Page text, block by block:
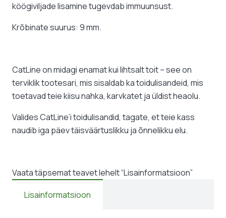
köögiviljade lisamine tugevdab immuunsust.
Krõbinate suurus: 9 mm.
CatLine on midagi enamat kui lihtsalt toit – see on
terviklik tootesari, mis sisaldab ka toidulisandeid, mis
toetavad teie kiisu nahka, karvkatet ja üldist heaolu.
Valides CatLine’i toidulisandid, tagate, et teie kass
naudib iga päev täisväärtuslikku ja õnnelikku elu.
Vaata täpsemat teavet lehelt “Lisainformatsioon”
Lisainformatsioon